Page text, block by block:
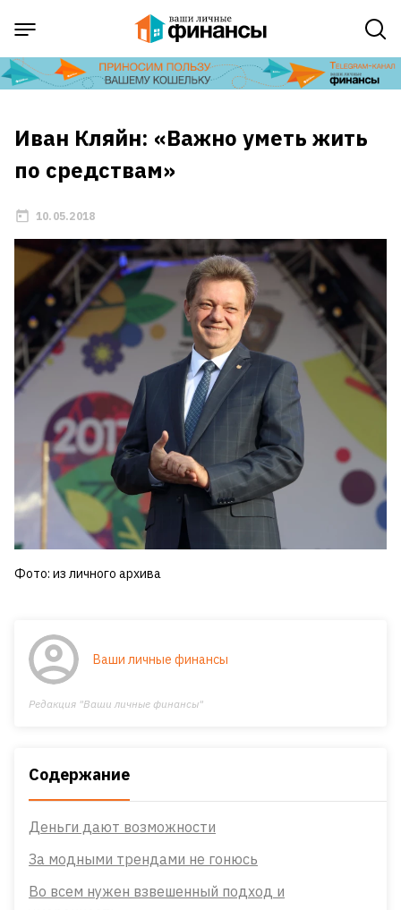
Иван Кляйн: «Важно уметь жить
по средствам»
10.05.2018
Фото: из личного архива
Ваши личные финансы
Редакция "Ваши личные финансы"
Содержание
Деньги дают возможности
За модными трендами не гонюсь
Во всем нужен взвешенный подход и